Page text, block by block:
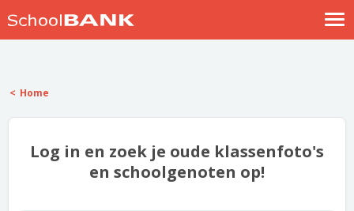
Help
Home
Log in en zoek je oude klassenfoto's
en schoolgenoten op!